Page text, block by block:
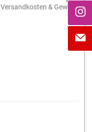
Versandkosten & Gewicht